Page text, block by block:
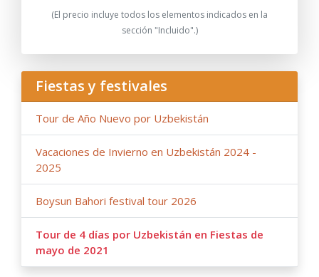
Después de la fecha de publicación, cualquier cambio
en los hoteles, precios de billetes de avión/tren,
aumento de impuestos y fluctuaciones del tipo de
cambio pueden influir en los precios del tour;
- Anur Tour no se hace responsable de circunstancias
de fuerza mayor (condiciones climáticas durante el viaje,
trabajos de reparación o reconstrucción en tramos de
carretera, restricciones gubernamentales).
(El precio incluye todos los elementos indicados en la
sección "Incluido".)
Fiestas y festivales
Tour de Año Nuevo por Uzbekistán
Vacaciones de Invierno en Uzbekistán 2024 -
2025
Boysun Bahori festival tour 2026
Tour de 4 días por Uzbekistán en Fiestas de
mayo de 2021